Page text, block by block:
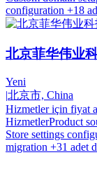
configuration +18
北京菲华伟业
Yeni
|北京市, China
Hizmetler için fiyat
HizmetlerProduct
Store settings
migration +31 adet